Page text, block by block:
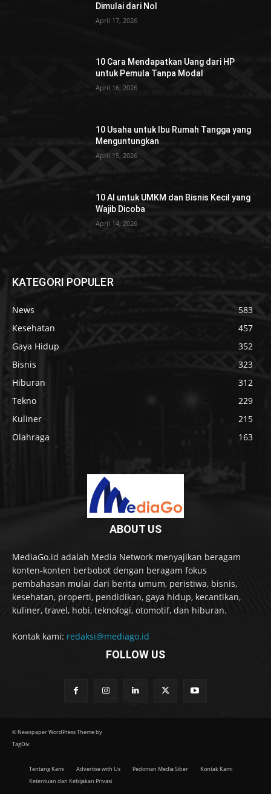
Dimulai dari Nol
April 17, 2026
10 Cara Mendapatkan Uang dari HP
untuk Pemula Tanpa Modal
April 16, 2026
10 Usaha untuk Ibu Rumah Tangga yang
Menguntungkan
April 15, 2026
10 AI untuk UMKM dan Bisnis Kecil yang
Wajib Dicoba
April 14, 2026
KATEGORI POPULER
News
583
Kesehatan
457
Gaya Hidup
352
Bisnis
323
Hiburan
312
Tekno
229
Kuliner
215
Olahraga
163
ABOUT US
MediaGo.id adalah Media Network menyajikan beragam
konten-konten berbobot dengan beragam fokus
pembahasan mulai dari berita umum, peristiwa, bisnis,
kesehatan, properti, pendidikan, gaya hidup, kecantikan,
kuliner, travel, hobi, teknologi, otomotif, dan hiburan.
Kontak kami: redaksi@mediago.id
FOLLOW US
© Newspaper WordPress Theme by
TagDiv
Tentang Kami Advertise with Us Pedoman Media Siber
Kontak Kami
Ketentuan dan Kebijakan Privasi